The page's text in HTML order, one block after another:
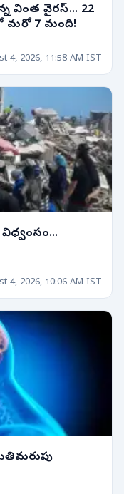
వింత వైరస్... 22
మరో 7 మంది!
4, 2026, 11:58 AM IST
4, 2026, 10:06 AM IST